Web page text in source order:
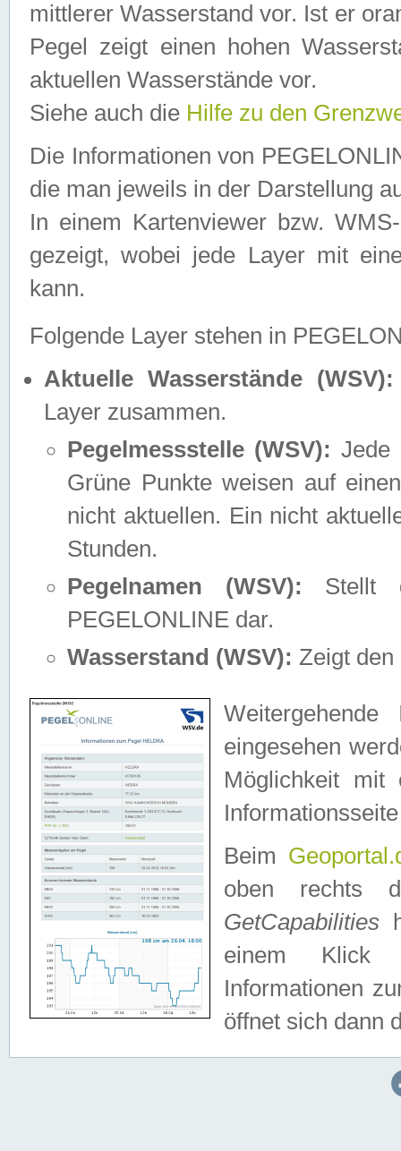
mittlerer Wasserstand vor. Ist er
Pegel zeigt einen hohen
aktuellen Wasserstände vor.
Siehe auch die Hilfe zu den
Die Informationen von
die man jeweils in der Darstellung
In einem Kartenviewer bzw.
gezeigt, wobei jede Layer mit
kann.
Folgende Layer stehen in
Aktuelle Wasserstände (WSV):
Layer zusammen.
Pegelmessstelle (WSV): Jede
Grüne Punkte weisen auf
nicht aktuellen. Ein nicht
Stunden.
Pegelnamen (WSV): Stellt
PEGELONLINE dar.
Wasserstand (WSV): Zeigt den
eingesehen
Möglichkeit mit
Beim
oben rechts
GetCapabilities
einem Klick
Informationen
öffnet sich dann